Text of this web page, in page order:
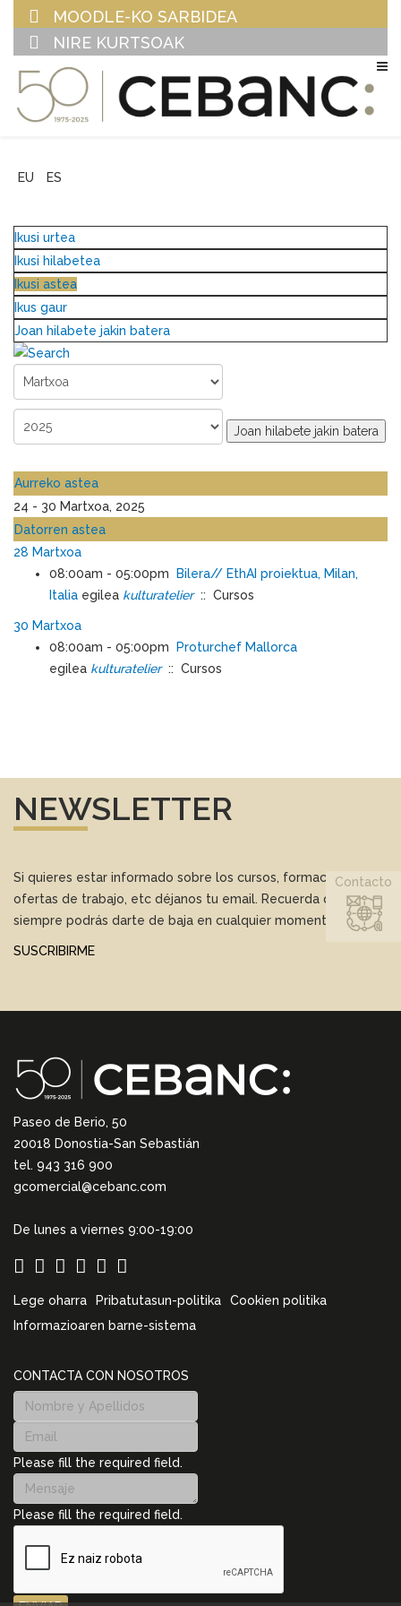
MOODLE-KO SARBIDEA
NIRE KURTSOAK
EU ES
Ikusi urtea
Ikusi hilabetea
Ikusi astea
Ikus gaur
Joan hilabete jakin batera
Joan hilabete jakin batera
Aurreko astea
24 - 30 Martxoa, 2025
Datorren astea
28 Martxoa
08:00am - 05:00pm
Bilera// EthAI proiektua, Milan,
Italia egilea kulturatelier:: Cursos
30 Martxoa
08:00am - 05:00pm
Proturchef Mallorca
egilea kulturatelier:: Cursos
NEWSLETTER
Si quieres estar informado sobre los cursos, formación,
ofertas de trabajo, etc déjanos tu email. Recuerda que
siempre podrás darte de baja en cualquier momento.
SUSCRIBIRME
Paseo de Berio, 50
20018 Donostia-San Sebastián
tel. 943 316 900
gcomercial@cebanc.com
De lunes a viernes 9:00-19:00
Lege oharra Pribatutasun-politika
Cookien politika
Informazioaren barne-sistema
CONTACTA CON NOSOTROS
Please fill the required field.
Please fill the required field.
Contacto